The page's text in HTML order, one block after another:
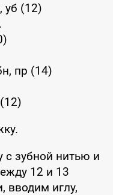
уб (12)
пр (14)
с зубной нитью и
12 и 13
вводим иглу,